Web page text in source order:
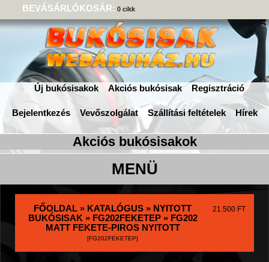
BEVÁSÁRLÓKOSÁR: 0 cikk
Új bukósisakok Akciós bukósisak Regisztráció
Bejelentkezés Vevőszolgálat Szállítási feltételek Hírek
FŐOLDAL » KATALÓGUS » NYITOTT
BUKÓSISAK » FG202FEKETEP» FG202
MATT FEKETE-PIROS NYITOTT
[FG202FEKETEP]
21.500 FT